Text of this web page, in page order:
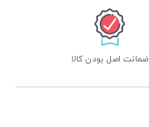
ضمانت اصل بودن کالا